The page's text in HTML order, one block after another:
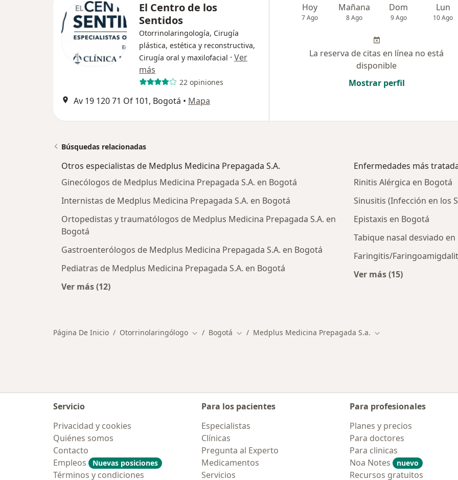
El Centro de los
Sentidos
Otorrinolaringología, Cirugía
plástica, estética y reconstructiva,
Cirugía oral y maxilofacial · Ver
más
22 opiniones
Av 19 120 71 Of 101, Bogotá • Mapa
Hoy
7 Ago
Mañana
8 Ago
Dom
9 Ago
Lun
10 Ago
La reserva de citas en línea no está
disponible
Mostrar perfil
Búsquedas relacionadas
Otros especialistas de Medplus Medicina Prepagada S.A.
Ginecólogos de Medplus Medicina Prepagada S.A. en Bogotá
Internistas de Medplus Medicina Prepagada S.A. en Bogotá
Ortopedistas y traumatólogos de Medplus Medicina Prepagada S.A. en
Bogotá
Gastroenterólogos de Medplus Medicina Prepagada S.A. en Bogotá
Pediatras de Medplus Medicina Prepagada S.A. en Bogotá
Ver más (12)
Enfermedades más
Rinitis Alérgica en Bogotá
Sinusitis (Infección en los
Epistaxis en Bogotá
Tabique nasal desviado
Faringitis/
Ver más (15)
Página De Inicio Otorrinolaringólogo Cambiar de ciudad
Bogotá Cambiar de ciudad
Medplus Medicina Prepagada S.a. Cambiar de ciudad
Servicio
Privacidad y cookies
Quiénes somos
Contacto
Empleos
Nuevas posiciones
Términos y condiciones
Para los pacientes
Especialistas
Clínicas
Pregunta al Experto
Medicamentos
Servicios
Para profesionales
Planes y precios
Para doctores
Para clinicas
Noa Notes
nuevo
Recursos gratuitos